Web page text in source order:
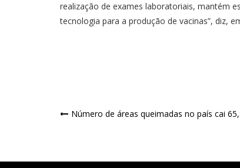
realização de exames laboratoriais, mantém
tecnologia para a produção de vacinas”, diz,
Número de áreas queimadas no país cai